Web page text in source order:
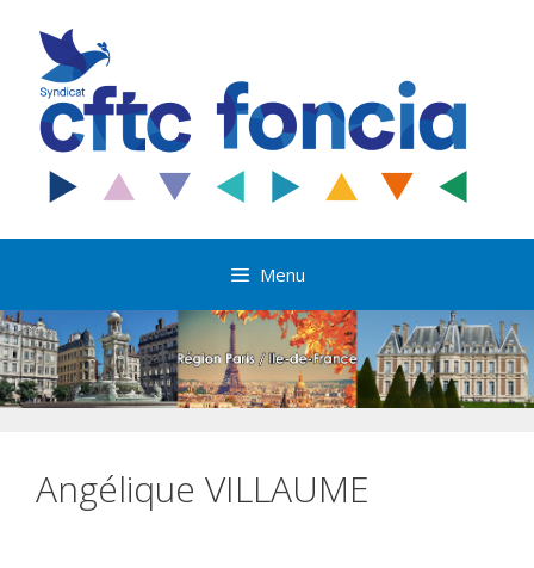
contenu
Menu
Angélique VILLAUME